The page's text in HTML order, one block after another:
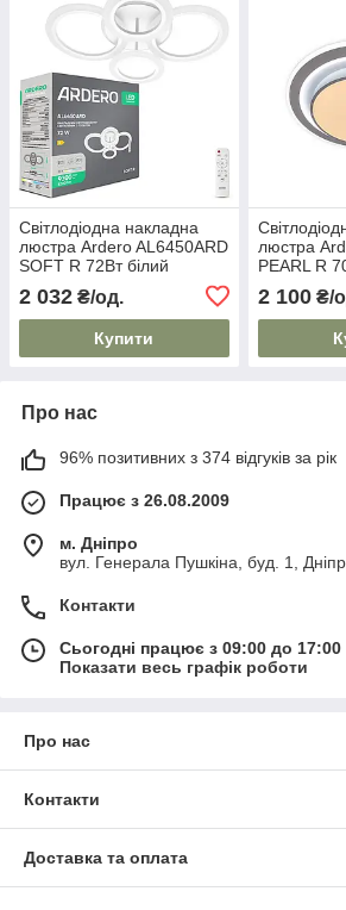
Світлодіодна накладна
люстра Ardero AL6450ARD
SOFT R 72Вт білий
2 032 ₴/од.
Купити
люстра
PEARL R
2 100₴/
Про нас
96% позитивних з 374 відгуків за рік
Працює з 26.08.2009
м. Дніпро
вул. Генерала Пушкіна, буд. 1,
Контакти
Сьогодні працює з 09:00 до 17:00
Показати весь графік роботи
Про нас
Контакти
Доставка та оплата